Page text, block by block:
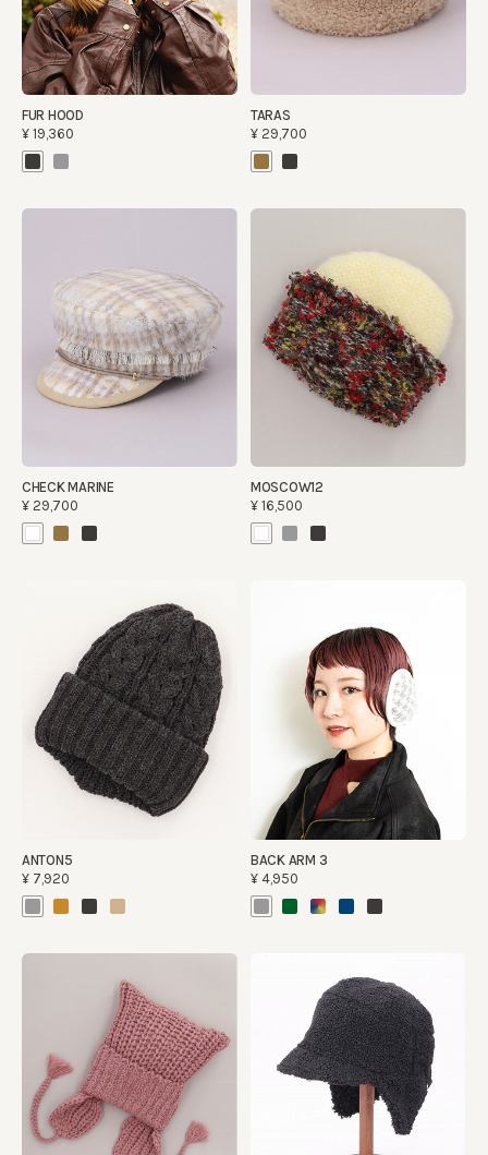
FUR HOOD
¥19,360
TARAS
¥29,700
CHECK MARINE
¥29,700
MOSCOW12
¥16,500
ANTON5
¥7,920
BACK ARM 3
¥4,950